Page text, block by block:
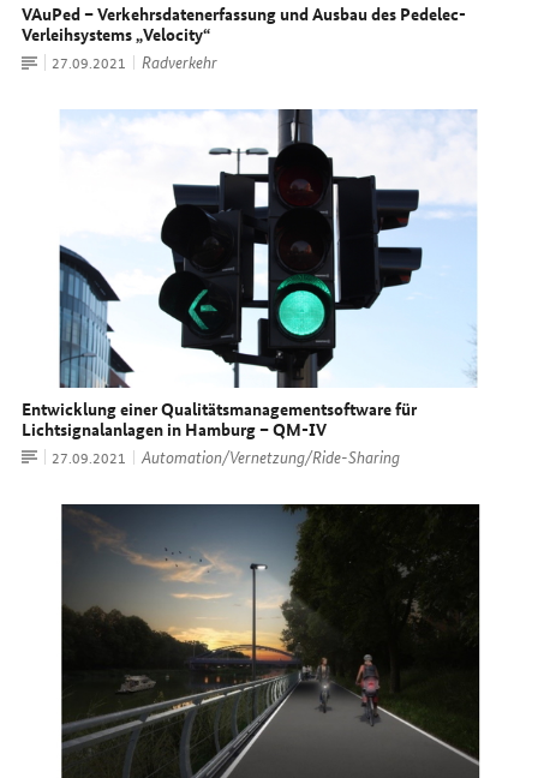
VAuPed – Verkehrsdatenerfassung und Ausbau des Pedelec-
Verleihsystems „Velocity“
ArtikelDatum:
27.09.2021 Radverkehr
Entwicklung einer Qualitätsmanagementsoftware für
Lichtsignalanlagen in Hamburg – QM-IV
ArtikelDatum:
27.09.2021 Automation/Vernetzung/Ride-Sharing